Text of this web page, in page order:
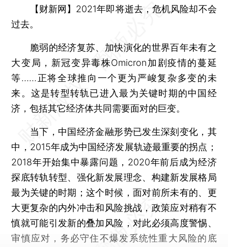
【财新网】 2021年即将逝去，危机风险却不会
过去。
脆弱的经济复苏、加快演化的世界百年未有之
大变局，新冠变异毒株Omicron加剧疫情的蔓延
等……正将全球推向一个更为严峻复杂多变的未
来。这是转型转轨已进入最为关键时期的中国经
济，包括其它经济体共同需要面对的巨变。
当下，中国经济金融形势已发生深刻变化，其
中，2015年成为中国经济发展轨迹最重要的拐点；
2018年开始集中暴露问题，2020年前后成为经济
探底转轨转型、强化新发展理念、构建新发展格局
最为关键的时期；这个时候，面对前所未有的、更
大更复杂的内外冲击和风险挑战，政策应对稍有不
慎就可能引发新的叠加风险，对此必须高度警惕、
审慎应对，务必守住不爆发系统性重大风险的底